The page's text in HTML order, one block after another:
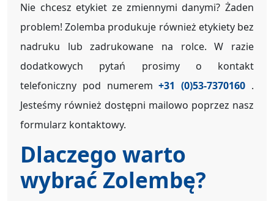
Nie chcesz etykiet ze zmiennymi danymi? Żaden
problem! Zolemba produkuje również etykiety bez
nadruku lub zadrukowane na rolce. W razie
dodatkowych pytań prosimy o kontakt
telefoniczny pod numerem+31 (0)53-7370160 .
Jesteśmy również dostępni mailowo poprzez nasz
formularz kontaktowy.
Dlaczego warto
wybrać Zolembę?